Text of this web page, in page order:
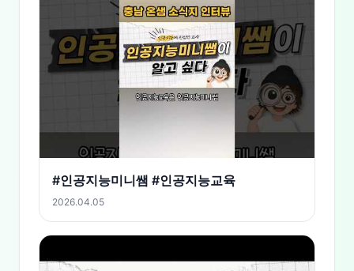
#인공지능미니쌤 #인공지능교육
2026.04.05